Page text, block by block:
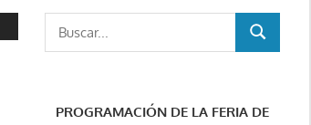
BUSCAR
PROGRAMACIÓN DE LA FERIA DE